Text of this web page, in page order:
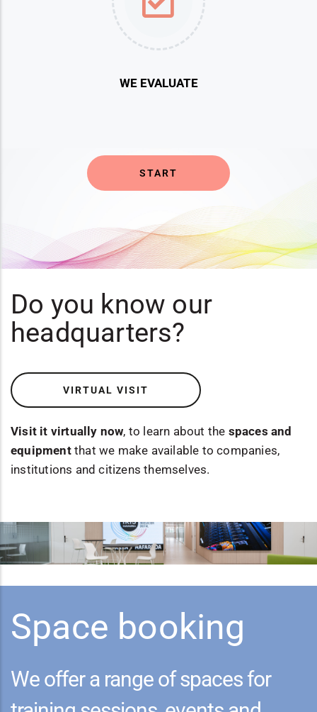
WE EVALUATE
START
Do you know our
headquarters?
VIRTUAL VISIT
Visit it virtually now, to learn about the spaces and
equipmentthat we make available to companies,
institutions and citizens themselves.
Space booking
We offer a range of spaces for